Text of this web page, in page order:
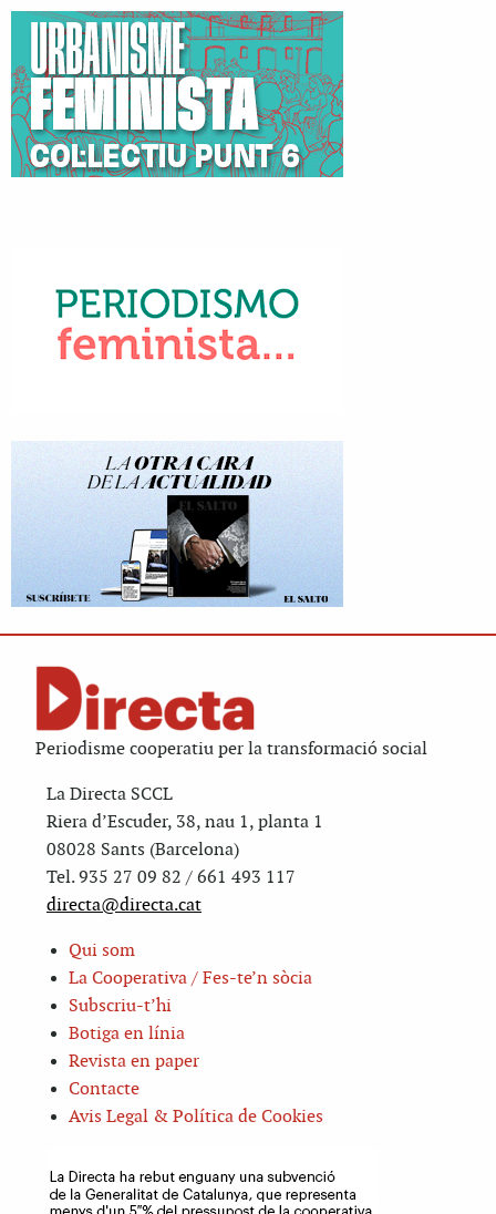
Periodisme cooperatiu per la transformació social
La Directa SCCL
Riera d’Escuder, 38, nau 1, planta 1
08028 Sants (Barcelona)
Tel. 935 27 09 82 / 661 493 117
directa@directa.cat
Qui som
La Cooperativa / Fes-te’n sòcia
Subscriu-t’hi
Botiga en línia
Revista en paper
Contacte
Avis Legal & Política de Cookies